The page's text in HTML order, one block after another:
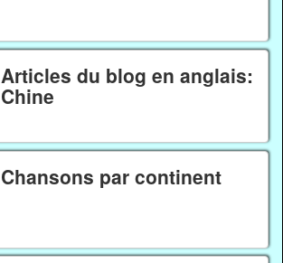
Articles du blog en anglais:
Chine
Chansons par continent